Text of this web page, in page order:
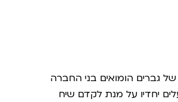
גברים הומואים בני החברה
יחדיו על מנת לקדם שיח